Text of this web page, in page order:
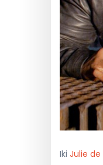
Iki Julie de